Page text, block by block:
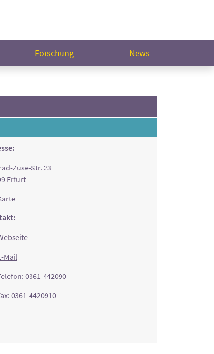
Forschung News
Zuse-Str. 23
Erfurt
Mail
0361-442090
0361-4420910